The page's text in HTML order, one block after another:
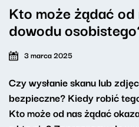
Kto może żądać
dowodu
3 marca 2025
Czy wysłanie skanu lub
bezpieczne? Kiedy robić
Kto może od nas żądać